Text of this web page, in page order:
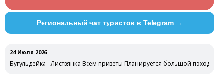
Региональный чат туристов в Telegram →
24 Июля 2026
Бугульдейка - Листвянка Всем приветы Планируется большой поход